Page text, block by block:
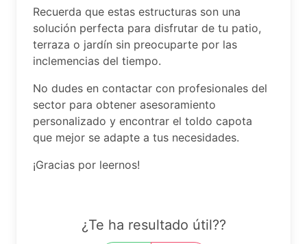
Recuerda que estas estructuras son una
solución perfecta para disfrutar de tu patio,
terraza o jardín sin preocuparte por las
inclemencias del tiempo.
No dudes en contactar con profesionales del
sector para obtener asesoramiento
personalizado y encontrar el toldo capota
que mejor se adapte a tus necesidades.
¡Gracias por leernos!
¿Te ha resultado útil??